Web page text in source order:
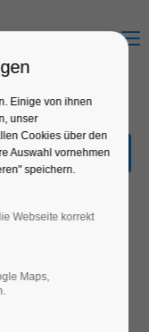
Menu
Einige von ihnen
unser
Cookies über den
Auswahl vornehmen
speichern.
Webseite korrekt
Maps,